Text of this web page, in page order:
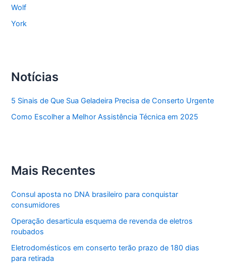
Wolf
York
Notícias
5 Sinais de Que Sua Geladeira Precisa de Conserto Urgente
Como Escolher a Melhor Assistência Técnica em 2025
Mais Recentes
Consul aposta no DNA brasileiro para conquistar
consumidores
Operação desarticula esquema de revenda de eletros
roubados
Eletrodomésticos em conserto terão prazo de 180 dias
para retirada